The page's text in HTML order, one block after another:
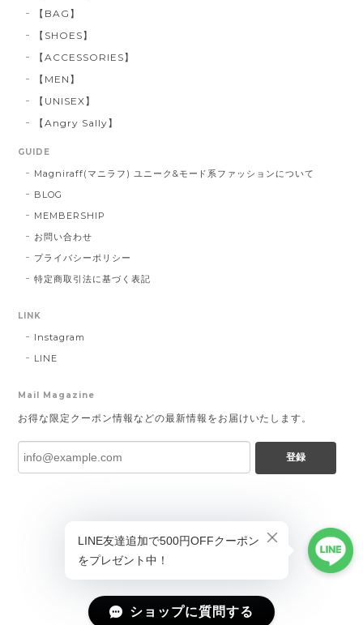
【BAG】
【SHOES】
【ACCESSORIES】
【MEN】
【UNISEX】
【Angry Sally】
GUIDE
Magniraff(マニラフ) ユニーク&モード系ファッションについて
BLOG
MEMBERSHIP
お問い合わせ
プライバシーポリシー
特定商取引法に基づく表記
LINK
Instagram
LINE
Mail Magazine
お得な限定クーポン情報などの最新情報をお届けいたします。
登録
ショップに質問する